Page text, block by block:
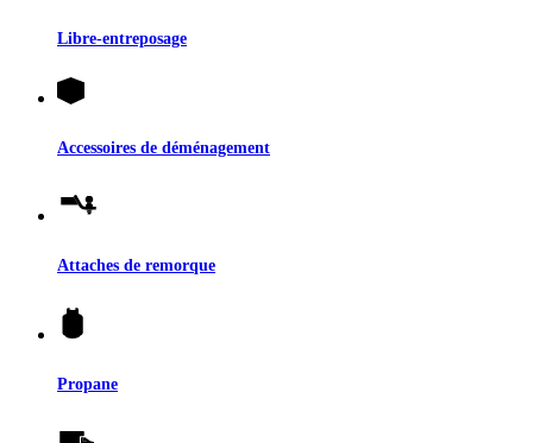
Libre-entreposage
Accessoires de déménagement
Attaches de remorque
Propane